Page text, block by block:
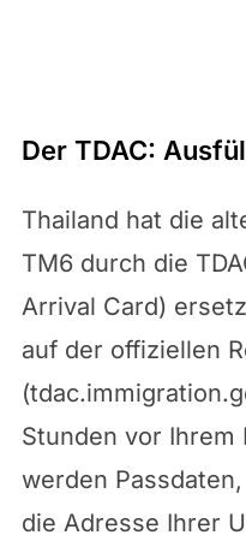
Der TDAC:
Thailand hat die
TM6 durch die
Arrival Card)
auf der offiziellen
Stunden vor Ihrem
werden
die Adresse Ihrer